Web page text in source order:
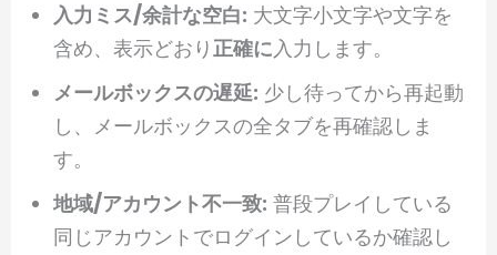
入力ミス/余計な空白: 大文字小文字や文字を
含め、表示どおり正確に入力します。
メールボックスの遅延: 少し待ってから再起動
し、メールボックスの全タブを再確認しま
す。
地域/アカウント不一致: 普段プレイしている
同じアカウントでログインしているか確認し